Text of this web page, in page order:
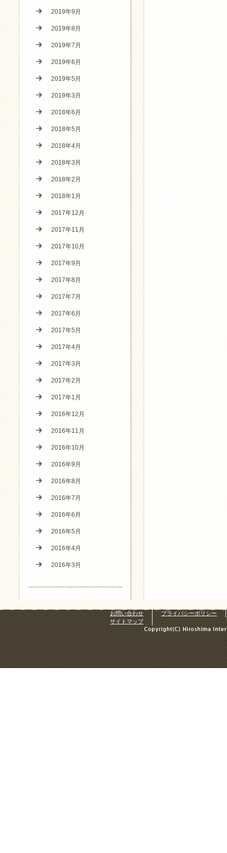
2019年9月
2019年8月
2019年7月
2019年6月
2019年5月
2019年3月
2018年6月
2018年5月
2018年4月
2018年3月
2018年2月
2018年1月
2017年12月
2017年11月
2017年10月
2017年9月
2017年8月
2017年7月
2017年6月
2017年5月
2017年4月
2017年3月
2017年2月
2017年1月
2016年12月
2016年11月
2016年10月
2016年9月
2016年8月
2016年7月
2016年6月
2016年5月
2016年4月
2016年3月
お問い合わせ
プライバシーポリシー
サイトマップ